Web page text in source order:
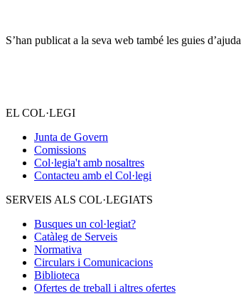
S’han publicat a la seva web també les guies
EL COL·LEGI
Junta de Govern
Comissions
Col·legia't amb nosaltres
Contacteu amb el Col·legi
SERVEIS ALS COL·LEGIATS
Busques un col·legiat?
Catàleg de Serveis
Normativa
Circulars i Comunicacions
Biblioteca
Ofertes de treball i altres ofertes